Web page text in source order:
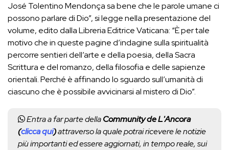
José Tolentino Mendonça sa bene che le parole umane ci
possono parlare di Dio”, si legge nella presentazione del
volume, edito dalla Libreria Editrice Vaticana: “È per tale
motivo che in queste pagine d’indagine sulla spiritualità
percorre sentieri dell’arte e della poesia, della Sacra
Scrittura e del romanzo, della filosofia e delle sapienze
orientali. Perché è affinando lo sguardo sull’umanità di
ciascuno che è possibile avvicinarsi al mistero di Dio”.
Entra a far parte dellaCommunity de L'Ancora
(clicca qui)attraverso la quale potrai ricevere le notizie
più importanti ed essere aggiornati, in tempo reale, sui